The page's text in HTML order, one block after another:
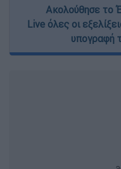
Ακολούθησε το
Live όλες οι
υπογραφή